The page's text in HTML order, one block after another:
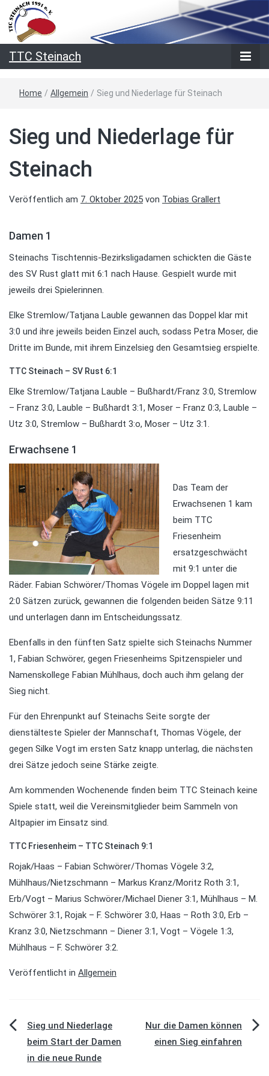
TTC Steinach
Home / Allgemein / Sieg und Niederlage für Steinach
Sieg und Niederlage für
Steinach
Veröffentlich am 7. Oktober 2025 von Tobias Grallert
Damen 1
Steinachs Tischtennis-Bezirksligadamen schickten die Gäste
des SV Rust glatt mit 6:1 nach Hause. Gespielt wurde mit
jeweils drei Spielerinnen.
Elke Stremlow/Tatjana Lauble gewannen das Doppel klar mit
3:0 und ihre jeweils beiden Einzel auch, sodass Petra Moser, die
Dritte im Bunde, mit ihrem Einzelsieg den Gesamtsieg erspielte.
TTC Steinach – SV Rust 6:1
Elke Stremlow/Tatjana Lauble – Bußhardt/Franz 3:0, Stremlow
– Franz 3:0, Lauble – Bußhardt 3:1, Moser – Franz 0:3, Lauble –
Utz 3:0, Stremlow – Bußhardt 3:o, Moser – Utz 3:1.
Erwachsene 1
Das Team der
Erwachsenen 1 kam
beim TTC
Friesenheim
ersatzgeschwächt
mit 9:1 unter die
Räder. Fabian Schwörer/Thomas Vögele im Doppel lagen mit
2:0 Sätzen zurück, gewannen die folgenden beiden Sätze 9:11
und unterlagen dann im Entscheidungssatz.
Ebenfalls in den fünften Satz spielte sich Steinachs Nummer
1, Fabian Schwörer, gegen Friesenheims Spitzenspieler und
Namenskollege Fabian Mühlhaus, doch auch ihm gelang der
Sieg nicht.
Für den Ehrenpunkt auf Steinachs Seite sorgte der
dienstälteste Spieler der Mannschaft, Thomas Vögele, der
gegen Silke Vogt im ersten Satz knapp unterlag, die nächsten
drei Sätze jedoch seine Stärke zeigte.
Am kommenden Wochenende finden beim TTC Steinach keine
Spiele statt, weil die Vereinsmitglieder beim Sammeln von
Altpapier im Einsatz sind.
TTC Friesenheim – TTC Steinach 9:1
Rojak/Haas – Fabian Schwörer/Thomas Vögele 3:2,
Mühlhaus/Nietzschmann – Markus Kranz/Moritz Roth 3:1,
Erb/Vogt – Marius Schwörer/Michael Diener 3:1, Mühlhaus – M.
Schwörer 3:1, Rojak – F. Schwörer 3:0, Haas – Roth 3:0, Erb –
Kranz 3:0, Nietzschmann – Diener 3:1, Vogt – Vögele 1:3,
Mühlhaus – F. Schwörer 3:2.
Veröffentlicht in Allgemein
Beitragsnavigation
Sieg und Niederlage
beim Start der Damen
in die neue Runde
Nur die Damen können
einen Sieg einfahren